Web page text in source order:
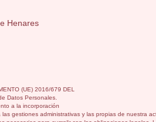
Henares
(UE) 2016/679 DEL
Datos Personales.
a la incorporación
gestiones administrativas y las propias de